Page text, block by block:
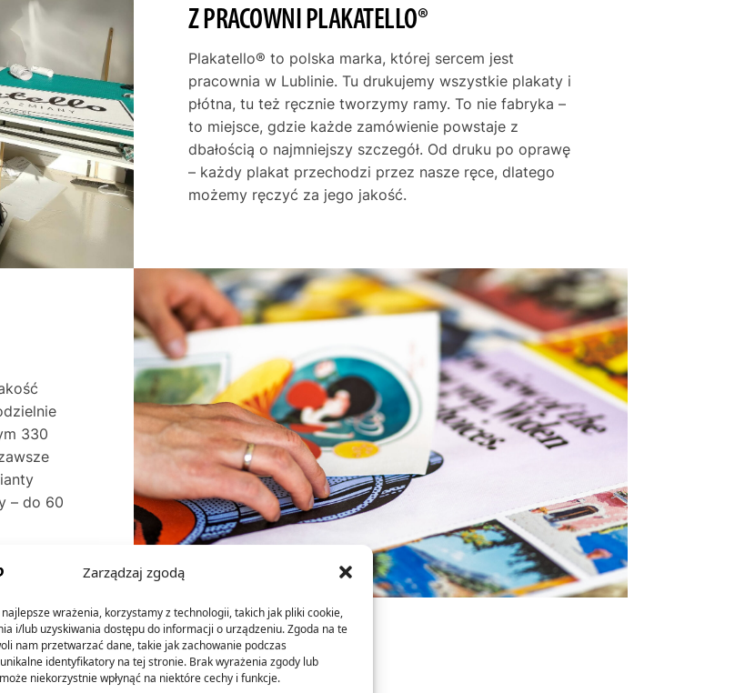
Zarządzaj zgodą
wrażenia, korzystamy z technologii, takich jak pliki cookie,
i/lub uzyskiwania dostępu do informacji o urządzeniu. Zgoda na te
nam przetwarzać dane, takie jak zachowanie podczas
identyfikatory na tej stronie. Brak wyrażenia zgody lub
niekorzystnie wpłynąć na niektóre cechy i funkcje.
Z PRACOWNI PLAKATELLO®
Plakatello® to polska marka, której sercem jest
pracownia w Lublinie. Tu drukujemy wszystkie plakaty i
płótna, tu też ręcznie tworzymy ramy. To nie fabryka –
to miejsce, gdzie każde zamówienie powstaje z
dbałością o najmniejszy szczegół. Od druku po oprawę
– każdy plakat przechodzi przez nasze ręce, dlatego
możemy ręczyć za jego jakość.
330
– do 60